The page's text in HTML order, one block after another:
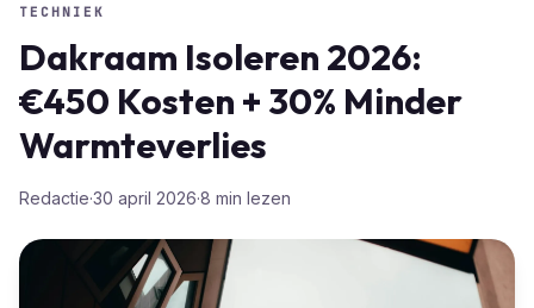
TECHNIEK
Dakraam Isoleren 2026:
€450 Kosten + 30% Minder
Warmteverlies
Redactie·30 april 2026·8 min lezen